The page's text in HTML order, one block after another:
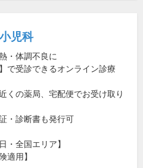
小児科
・体調不良に
】で受診できるオンライン診療
くの薬局、宅配便でお受け取り
・診断書も発行可
・全国エリア】
適用】